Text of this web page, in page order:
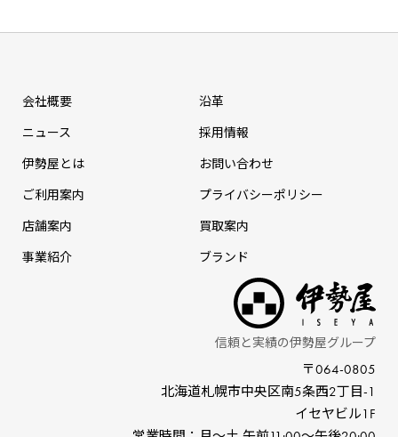
会社概要
ニュース
伊勢屋とは
ご利用案内
店舗案内
事業紹介
沿革
採⽤情報
お問い合わせ
プライバシーポリシー
買取案内
ブランド
信頼と実績の伊勢屋グループ
〒064-0805
北海道札幌市中央区南5条⻄2丁⽬-1
イセヤビル1F